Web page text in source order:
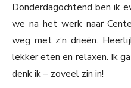
Donderdagochtend ben ik
we na het werk naar
weg met z’n drieën.
lekker eten en relaxen. Ik
denk ik – zoveel zin in!